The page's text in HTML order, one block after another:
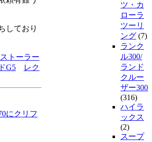
しており
トーラー
G5
レク
にクリフ
ツ・カ
ローラ
ツーリ
ング (7)
ランク
ル300/
ランド
クルー
ザー300
(316)
ハイラ
ックス
(2)
スープ